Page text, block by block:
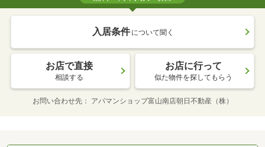
入居条件 について聞く
お店で直接
相談する
お店に行って
似た物件を探してもらう
お問い合わせ先 アパマンショップ富山南店朝日不動産（株）